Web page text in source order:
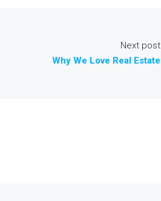
Next post
Why We Love Real Estate